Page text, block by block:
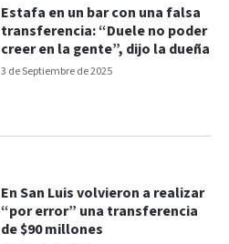
3 de Septiembre de 2025
Estafa en un bar con una falsa
transferencia: “Duele no poder
creer en la gente”, dijo la dueña
En San Luis volvieron a realizar
“por error” una transferencia
de $90 millones